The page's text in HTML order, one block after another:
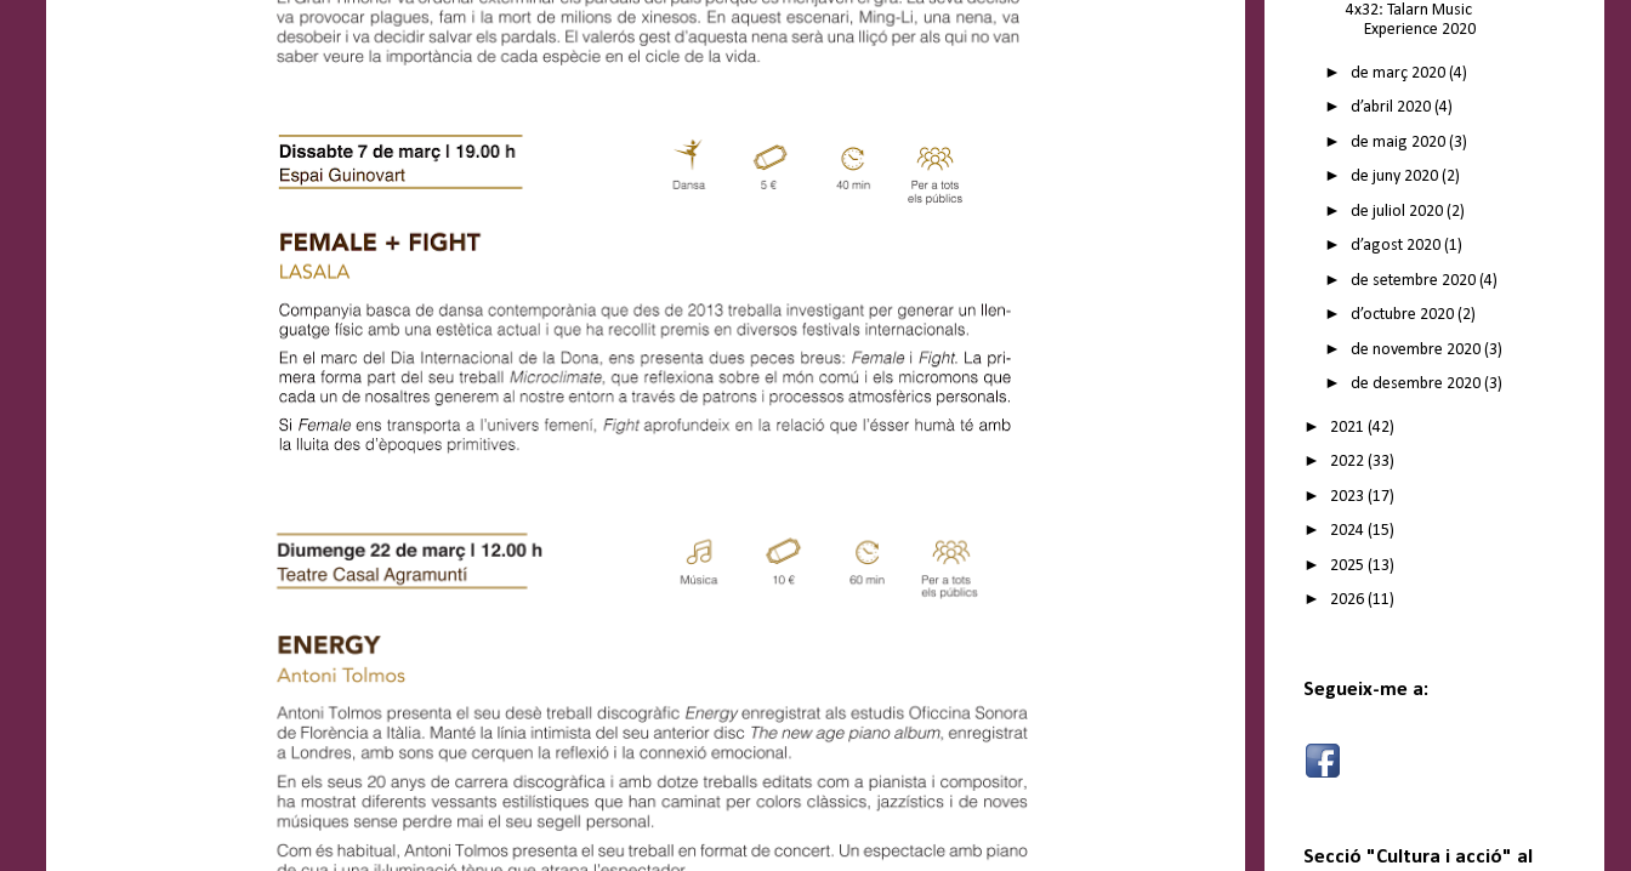
4x32: Talarn Music
Experience 2020
► de març 2020 (4)
► d’abril 2020 (4)
► de maig 2020 (3)
► de juny 2020 (2)
► de juliol 2020 (2)
► d’agost 2020 (1)
► de setembre 2020 (4)
► d’octubre 2020 (2)
► de novembre 2020 (3)
► de desembre 2020 (3)
► 2021 (42)
► 2022 (33)
► 2023 (17)
► 2024 (15)
► 2025 (13)
► 2026 (11)
Segueix-me a:
Secció "Cultura i acció" al